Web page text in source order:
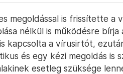
megoldással is frissítette a
nélkül is működésre
kapcsolta a vírusirtót,
és egy kézi megoldás is
esetleg szüksége